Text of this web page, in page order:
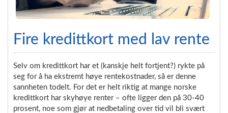
Fire kredittkort med lav rente
Selv om kredittkort har et (kanskje helt fortjent?) rykte på
seg for å ha ekstremt høye rentekostnader, så er denne
sannheten todelt. For det er helt riktig at mange norske
kredittkort har skyhøye renter – ofte ligger den på 30-40
prosent, noe som gjør at nedbetaling over tid vil bli svært